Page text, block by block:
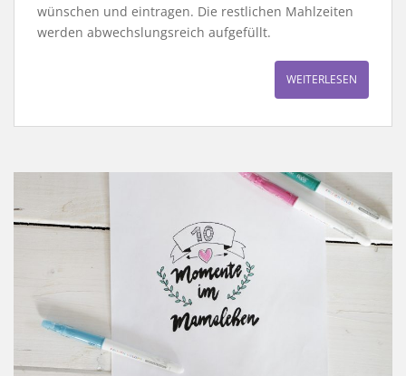
wünschen und eintragen. Die restlichen Mahlzeiten
werden abwechslungsreich aufgefüllt.
WEITERLESEN